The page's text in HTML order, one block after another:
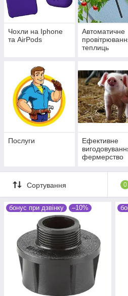
Чохли на Iphone
та AirPods
Автоматичне
теплиць
Послуги
Ефективне
фермерство
Сортування 0
бонус при дзвінку –10%